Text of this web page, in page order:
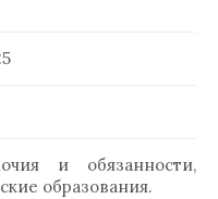
и обязанности,
образования.